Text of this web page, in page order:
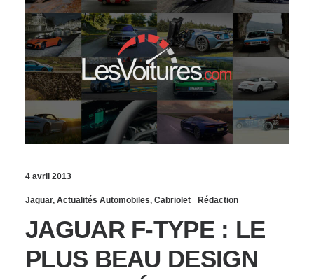
4 avril 2013
Jaguar, Actualités Automobiles, Cabriolet Rédaction
JAGUAR F-TYPE : LE
PLUS BEAU DESIGN